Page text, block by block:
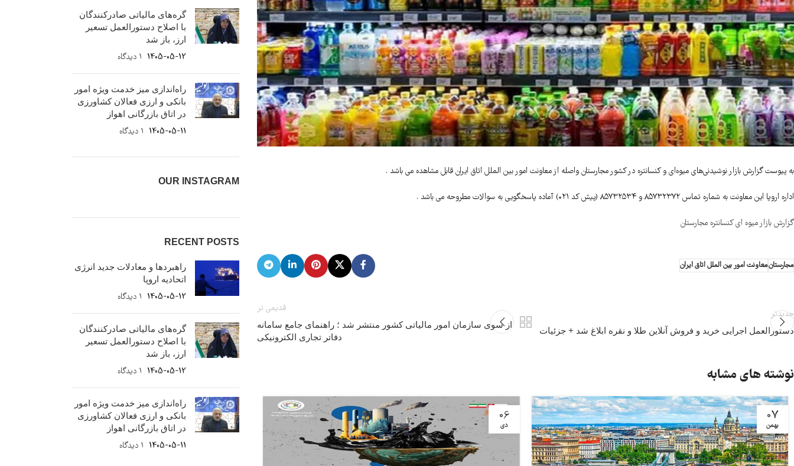
به پیوست گزارش بازار نوشیدنی‌های میوه‌ای و کنسانتره در کشور مجارستان واصله از معاونت امور بین الملل اتاق ایران قابل مشاهده می باشد .
اداره اروپا این معاونت به شماره تماس ۸۵۷۳۲۳۷۲ و ۸۵۷۳۲۵۳۴ (پیش کد ۰۲۱) آماده پاسخگویی به سوالات مطروحه می باشد .
گزارش بازار میوه ای کنسانتره مجارستان
مجارستانمعاونت امور بین الملل اتاق ایران
جدیدتر
دستورالعمل اجرایی خرید و فروش آنلاین طلا و نقره ابلاغ شد + جزئیات
قدیمی تر
از سوی سازمان امور مالیاتی کشور منتشر شد ؛ راهنمای جامع سامانه
دفاتر تجاری الکترونیکی
نوشته های مشابه
07
بهمن
06
دی
26
آبان
گره‌های مالیاتی صادرکنندگان
با اصلاح دستورالعمل تسعیر
ارز، باز شد
1405-05-12 ۱ دیدگاه
راه‌اندازی میز خدمت ویژه امور
بانکی و ارزی فعالان کشاورزی
در اتاق بازرگانی اهواز
1405-05-11 ۱ دیدگاه
OUR INSTAGRAM
RECENT POSTS
راهبردها و معادلات جدید انرژی
اتحادیه اروپا
1405-05-12 ۱ دیدگاه
گره‌های مالیاتی صادرکنندگان
با اصلاح دستورالعمل تسعیر
ارز، باز شد
1405-05-12 ۱ دیدگاه
راه‌اندازی میز خدمت ویژه امور
بانکی و ارزی فعالان کشاورزی
در اتاق بازرگانی اهواز
1405-05-11 ۱ دیدگاه